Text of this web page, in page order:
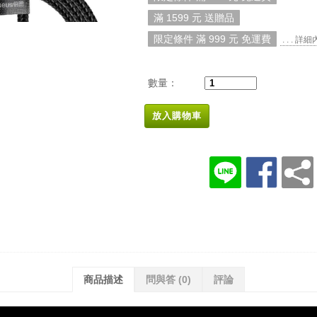
滿 1599 元 送贈品
限定條件 滿 999 元 免運費
. . . 詳細
數量：
放入購物車
商品描述 問與答 (0) 評論